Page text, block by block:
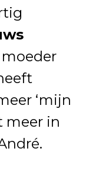
‘mijn
meer in